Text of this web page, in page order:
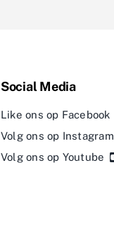
Social Media
Like ons op Facebook
Volg ons op Instagram
Volg ons op Youtube